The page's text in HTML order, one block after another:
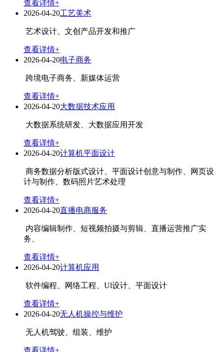
查看详情+
2026-04-20工艺美术
艺术设计、文创产品开发和推广
查看详情+
2026-04-20电子商务
跨境电子商务、新媒体运营
查看详情+
2026-04-20大数据技术应用
大数据系统研发、大数据应用开发
查看详情+
2026-04-20计算机平面设计
商务数据分析版式设计、平面设计创意与制作、网页设
计与制作、数码照片艺术处理
查看详情+
2026-04-20直播电商服务
内容编辑制作、短视频拍摄与剪辑、直播运营推广实
务、
查看详情+
2026-04-20计算机应用
软件编程、网络工程、Ul设计、平面设计
查看详情+
2026-04-20无人机操控与维护
无人机驾驶、组装、维护
查看详情+